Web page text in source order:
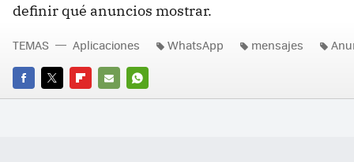
definir qué anuncios mostrar.
FACEBOOK
TWITTERFLIPBOARD
E-
WHATSAPP
TEMAS Aplicaciones WhatsApp mensajes